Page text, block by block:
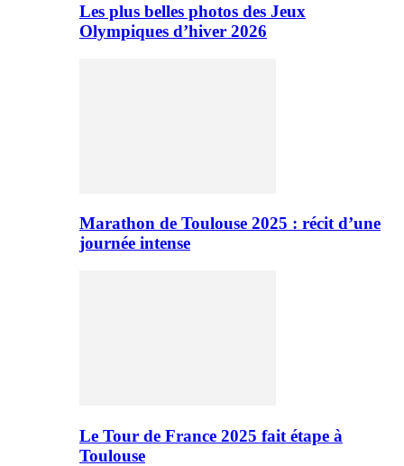
Les plus belles photos des Jeux
Olympiques d’hiver 2026
Marathon de Toulouse 2025 : récit d’une
journée intense
Le Tour de France 2025 fait étape à
Toulouse